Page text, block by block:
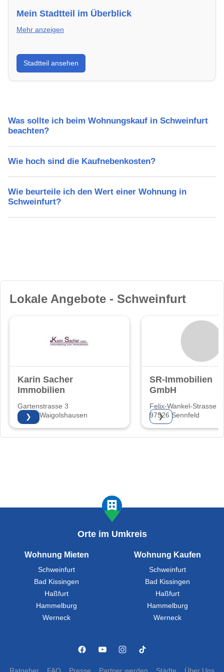
Mein Stadtteil im Überblick
Mehr anzeigen
Erfahre mehr über deinen Stadtteil in Schweinfurt:
Lebensqualität, Verkehrsanbindung, Schulen,
Freizeitmöglichkeiten und Mietpreise.
Stadtteil ansehen
Was sollte ich beim Wohnungskauf in Schweinfurt
beachten?
Wie hoch sind die Kaufnebenkosten?
Wie beurteile ich den Wert einer Wohnung in
Schweinfurt?
Lokale Angebote - Schweinfurt
Karin Sacher
Immobilien
Gartenstrasse 3
97534 Waigolshausen
❯
SR-Immobilien
GmbH
Felix-Wankel-Strasse 5
97526 Sennfeld
❯
Orte im Umkreis
Wohnung Mieten
Schweinfurt
Bad Kissingen
Haßfurt
Hammelburg
Werneck
Wohnung Kaufen
Schweinfurt
Bad Kissingen
Haßfurt
Hammelburg
Werneck